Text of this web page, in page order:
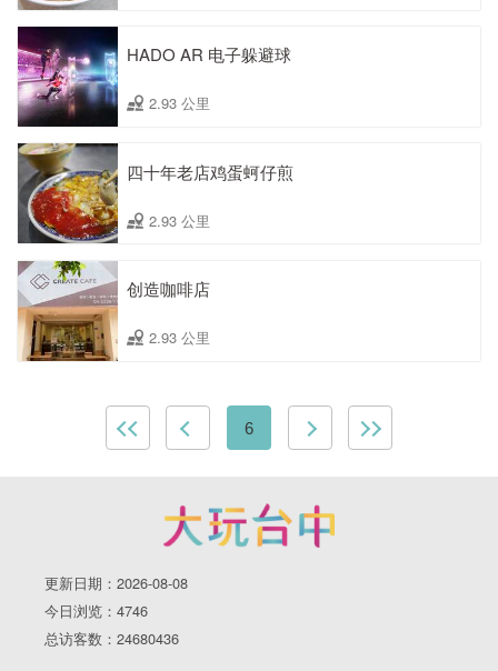
HADO AR 电子躲避球
2.93 公里
四十年老店鸡蛋蚵仔煎
2.93 公里
创造咖啡店
2.93 公里
6
更新日期：2026-08-08
今日浏览：4746
总访客数：24680436